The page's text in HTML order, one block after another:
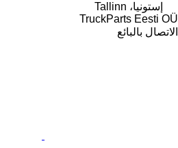
إستونيا، Tallinn
TruckParts Eesti OÜ
الاتصال بالبائع